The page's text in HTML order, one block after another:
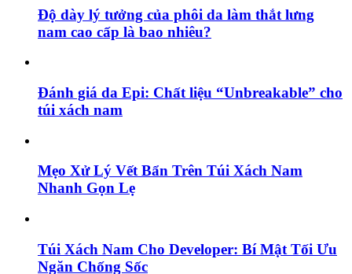
Độ dày lý tưởng của phôi da làm thắt lưng
nam cao cấp là bao nhiêu?
Đánh giá da Epi: Chất liệu “Unbreakable” cho
túi xách nam
Mẹo Xử Lý Vết Bẩn Trên Túi Xách Nam
Nhanh Gọn Lẹ
Túi Xách Nam Cho Developer: Bí Mật Tối Ưu
Ngăn Chống Sốc